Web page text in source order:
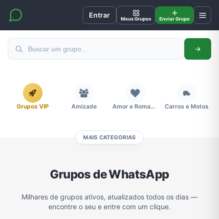
Entrar Meus Grupos Enviar Grupo
Grupos VIP Amizade Amor e Romance Carros e Motos
MAIS CATEGORIAS
Grupos de WhatsApp
Milhares de grupos ativos, atualizados todos os dias —
encontre o seu e entre com um clique.